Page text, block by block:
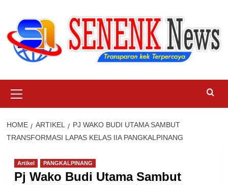
content
Menu
HOME ARTIKEL
PJ WAKO BUDI UTAMA SAMBUT
TRANSFORMASI LAPAS KELAS IIA PANGKALPINANG
Artikel PANGKALPINANG
Pj Wako Budi Utama Sambut